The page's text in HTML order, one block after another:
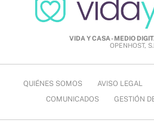
VIDA Y CASA - MEDIO
OPENHOST, S.L.
QUIÉNES SOMOS AVISO LEGAL
COMUNICADOS
GESTIÓN